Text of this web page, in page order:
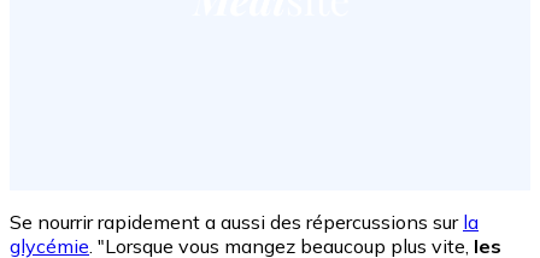
Se nourrir rapidement a aussi des répercussions sur la
glycémie. "Lorsque vous mangez beaucoup plus vite, les